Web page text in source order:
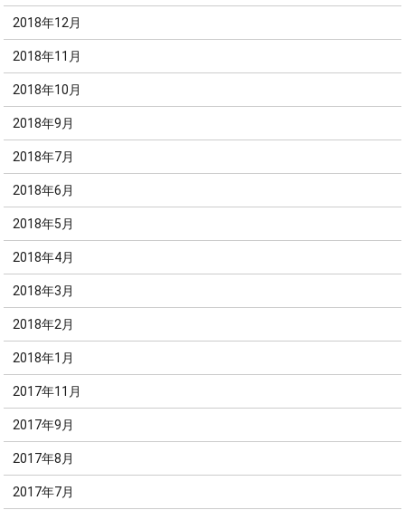
2018年12月
2018年11月
2018年10月
2018年9月
2018年7月
2018年6月
2018年5月
2018年4月
2018年3月
2018年2月
2018年1月
2017年11月
2017年9月
2017年8月
2017年7月